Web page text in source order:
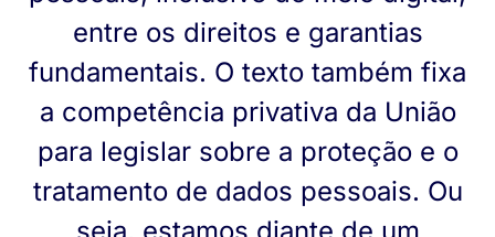
entre os direitos e garantias
fundamentais. O texto também fixa
a competência privativa da União
para legislar sobre a proteção e o
tratamento de dados pessoais. Ou
seja, estamos diante de um